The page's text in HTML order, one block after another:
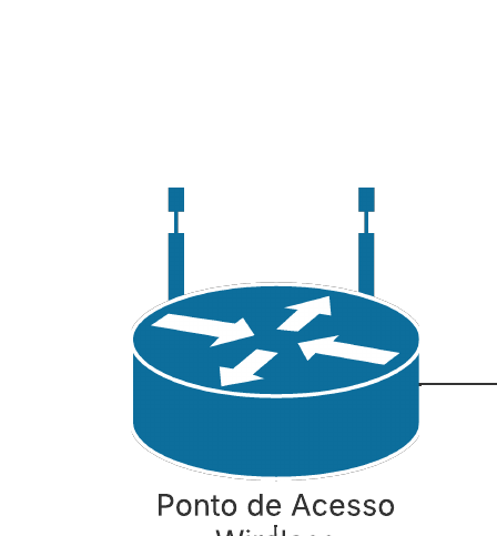
Com este exemplo de template de diagrama de rede Cisco, você:
Vê os componentes de uma rede básica.
Entende o fluxo de informações e interações entre dispositivos
Cria seu próprio diagrama de rede.